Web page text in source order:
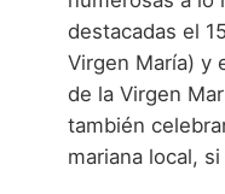
destacadas el
Virgen María) y
de la Virgen
también
mariana local,